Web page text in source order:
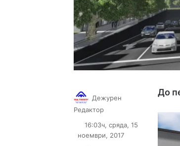
До
Дежурен
Редактор
X email
16:03ч, сряда, 15
ноември, 2017